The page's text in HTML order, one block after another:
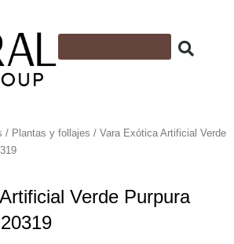
/ Plantas y follajes / Vara Exótica Artificial Verde
Verde Purpura